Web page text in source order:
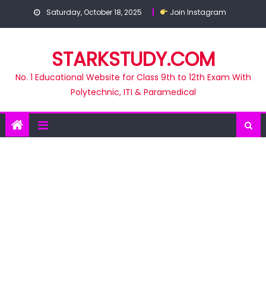
Saturday, October 18, 2025 Join Instagram
STARKSTUDY.COM
No. 1 Educational Website for Class 9th to 12th Exam With
Polytechnic, ITI & Paramedical